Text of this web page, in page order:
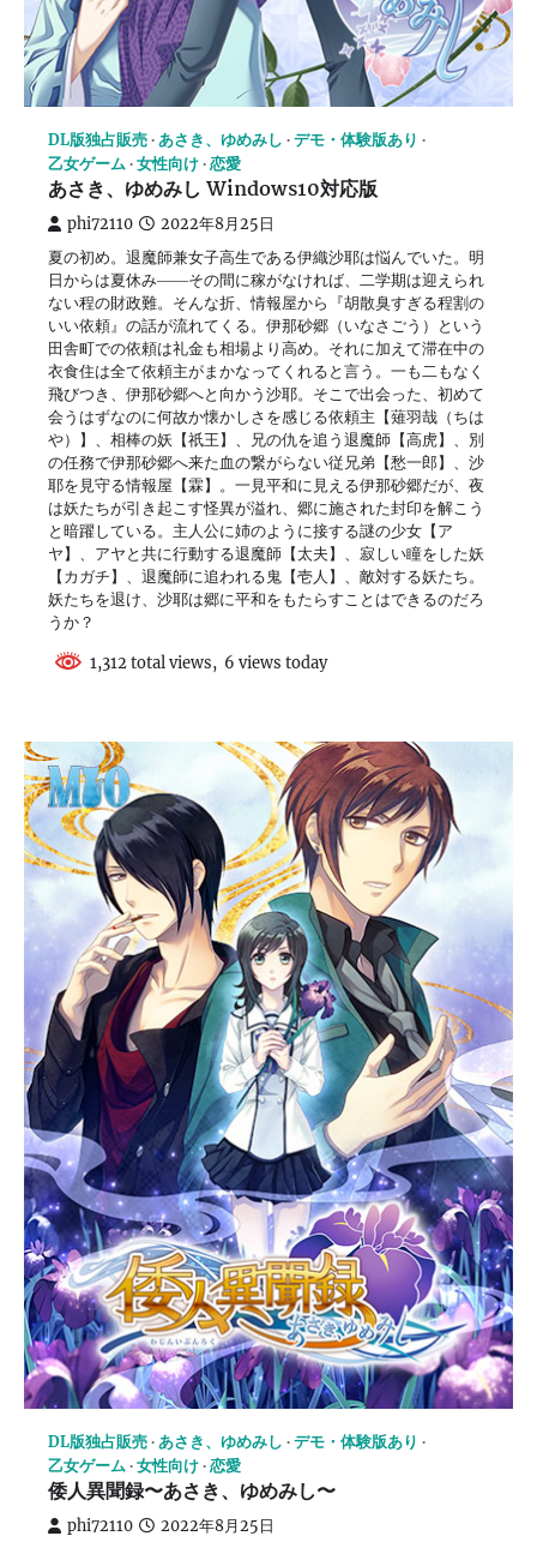
DL版独占販売 あさき、ゆめみし
デモ・体験版あり
乙女ゲーム
女性向け 恋愛
あさき、ゆめみし Windows10対応版
phi72110 2022年8月25日
夏の初め。退魔師兼女子高生である伊織沙耶は悩んでいた。明
日からは夏休み――その間に稼がなければ、二学期は迎えられ
ない程の財政難。そんな折、情報屋から『胡散臭すぎる程割の
いい依頼』の話が流れてくる。伊那砂郷（いなさごう）という
田舎町での依頼は礼金も相場より高め。それに加えて滞在中の
衣食住は全て依頼主がまかなってくれると言う。一も二もなく
飛びつき、伊那砂郷へと向かう沙耶。そこで出会った、初めて
会うはずなのに何故か懐かしさを感じる依頼主【薙羽哉（ちは
や）】、相棒の妖【祇王】、兄の仇を追う退魔師【高虎】、別
の任務で伊那砂郷へ来た血の繋がらない従兄弟【愁一郎】、沙
耶を見守る情報屋【霖】。一見平和に見える伊那砂郷だが、夜
は妖たちが引き起こす怪異が溢れ、郷に施された封印を解こう
と暗躍している。主人公に姉のように接する謎の少女【ア
ヤ】、アヤと共に行動する退魔師【太夫】、寂しい瞳をした妖
【カガチ】、退魔師に追われる鬼【壱人】、敵対する妖たち。
妖たちを退け、沙耶は郷に平和をもたらすことはできるのだろ
うか？
1,312 total views, 6 views today
DL版独占販売 あさき、ゆめみし
デモ・体験版あり
乙女ゲーム 女性向け 恋愛
倭人異聞録〜あさき、ゆめみし〜
phi72110 2022年8月25日